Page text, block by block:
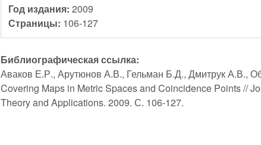
Год издания:2009
Страницы: 106-127
Библиографическая ссылка:
Аваков Е.Р., Арутюнов А.В., Гельман Б.Д., Дмитрук А.В.,
Covering Maps in Metric Spaces and Coincidence Points //
Theory and Applications. 2009. С. 106-127.